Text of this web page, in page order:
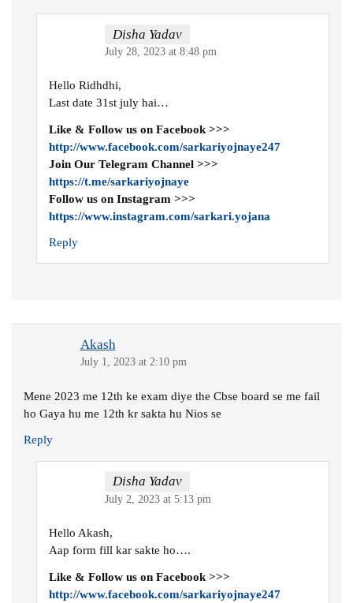
Disha Yadav
July 28, 2023 at 8:48 pm
Hello Ridhdhi,
Last date 31st july hai…
Like & Follow us on Facebook >>>
http://www.facebook.com/sarkariyojnaye247
Join Our Telegram Channel >>>
https://t.me/sarkariyojnaye
Follow us on Instagram >>>
https://www.instagram.com/sarkari.yojana
Reply
Akash
July 1, 2023 at 2:10 pm
Mene 2023 me 12th ke exam diye the Cbse board se me fail
ho Gaya hu me 12th kr sakta hu Nios se
Reply
Disha Yadav
July 2, 2023 at 5:13 pm
Hello Akash,
Aap form fill kar sakte ho….
Like & Follow us on Facebook >>>
http://www.facebook.com/sarkariyojnaye247